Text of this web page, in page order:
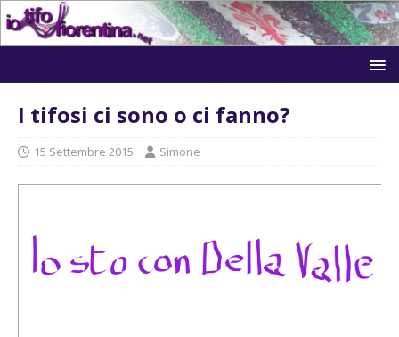
I tifosi ci sono o ci fanno?
15 Settembre 2015 Simone